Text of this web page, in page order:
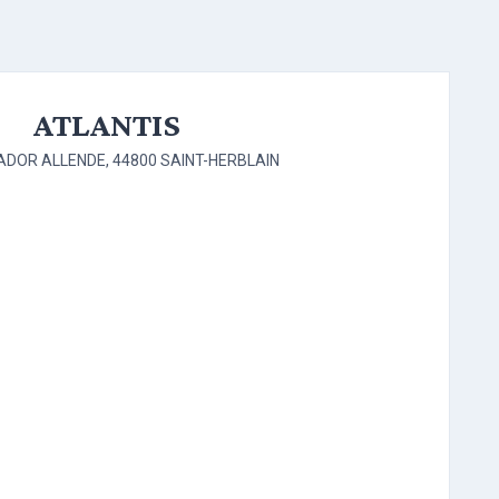
ATLANTIS
ALLENDE, 44800 SAINT-HERBLAIN